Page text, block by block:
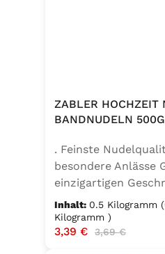
ZABLER HOCHZEIT
BANDNUDELN 500G
. Feinste
besondere Anlässe
einzigartigen
Bandnudeln – mit
Hochzeit Nudeln
badische Qualität
Inhalt: 0.5 Kilogramm
Kilogramm )
Verkaufspreis:
3,39 € Regulärer Preis:
3,69 €